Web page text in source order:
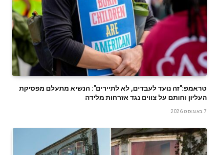
טראמפ:"זה נועד לעבדים, לא לתיירים": הנשיא מתעלם מפסיקת
העליון וחותם על צווים נגד אזרחות מלידה
7 באוגוסט 2026